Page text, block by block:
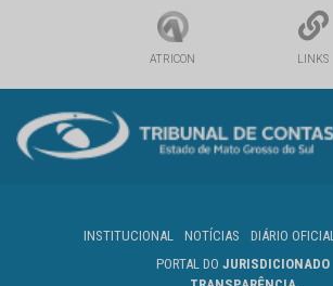
ATRICON LINKS
INSTITUCIONAL NOTÍCIAS DIÁRIO OFICIAL
PORTAL DO JURISDICIONADO